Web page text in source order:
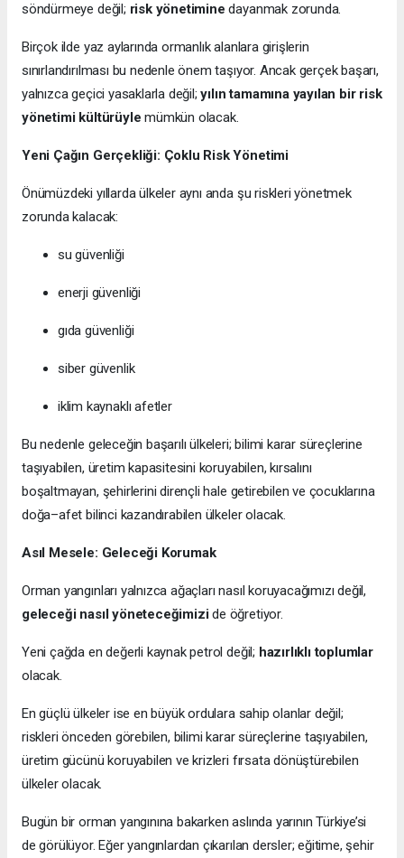
söndürmeye değil; risk yönetimine dayanmak zorunda.
Birçok ilde yaz aylarında ormanlık alanlara girişlerin
sınırlandırılması bu nedenle önem taşıyor. Ancak gerçek başarı,
yalnızca geçici yasaklarla değil;yılın tamamına yayılan bir risk
yönetimi kültürüyle mümkün olacak.
Yeni Çağın Gerçekliği: Çoklu Risk Yönetimi
Önümüzdeki yıllarda ülkeler aynı anda şu riskleri yönetmek
zorunda kalacak:
su güvenliği
enerji güvenliği
gıda güvenliği
siber güvenlik
iklim kaynaklı afetler
Bu nedenle geleceğin başarılı ülkeleri; bilimi karar süreçlerine
taşıyabilen, üretim kapasitesini koruyabilen, kırsalını
boşaltmayan, şehirlerini dirençli hale getirebilen ve çocuklarına
doğa–afet bilinci kazandırabilen ülkeler olacak.
Asıl Mesele: Geleceği Korumak
Orman yangınları yalnızca ağaçları nasıl koruyacağımızı değil,
geleceği nasıl yöneteceğimizide öğretiyor.
Yeni çağda en değerli kaynak petrol değil; hazırlıklı toplumlar
olacak.
En güçlü ülkeler ise en büyük ordulara sahip olanlar değil;
riskleri önceden görebilen, bilimi karar süreçlerine taşıyabilen,
üretim gücünü koruyabilen ve krizleri fırsata dönüştürebilen
ülkeler olacak.
Bugün bir orman yangınına bakarken aslında yarının Türkiye’si
de görülüyor. Eğer yangınlardan çıkarılan dersler; eğitime, şehir